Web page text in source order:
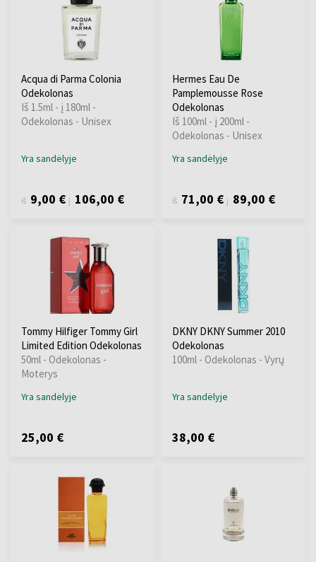
Acqua di Parma Colonia
Odekolonas
Iš 1.5ml - į 180ml -
Odekolonas - Unisex
Yra sandėlyje
iš 9,00 € į 106,00 €
Hermes Eau De
Pamplemousse Rose
Odekolonas
Iš 100ml - į 200ml -
Odekolonas - Unisex
Yra sandėlyje
iš 71,00 € į 89,00 €
Tommy Hilfiger Tommy Girl
Limited Edition Odekolonas
50ml - Odekolonas -
Moterys
Yra sandėlyje
25,00 €
DKNY DKNY Summer 2010
Odekolonas
100ml - Odekolonas - Vyrų
Yra sandėlyje
38,00 €